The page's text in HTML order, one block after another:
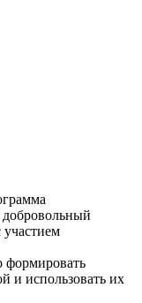
участием
формировать
и использовать их